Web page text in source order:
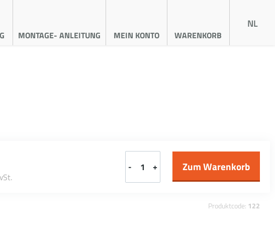
MONTAGE- ANLEITUNG MEIN KONTO WARENKORB
NL
- +
Produktcode: 122